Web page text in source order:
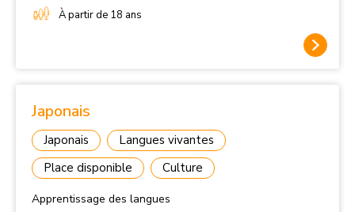
À partir de 18 ans
Japonais
Japonais
Langues vivantes
Place disponible
Culture
Apprentissage des langues